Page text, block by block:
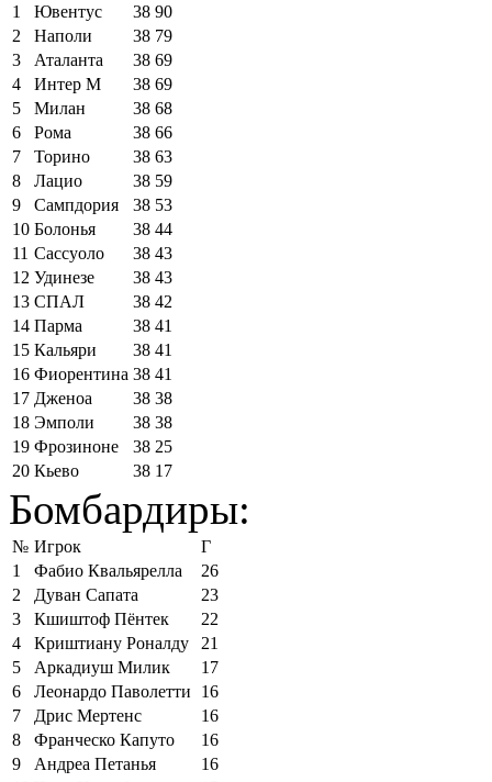
1
Ювентус 38 90
2
Наполи 38 79
3
Аталанта 38 69
4
Интер М 38 69
5
Милан 38 68
6
Рома 38 66
7
Торино 38 63
8
Лацио 38 59
9
Сампдория 38 53
10 Болонья 38 44
11 Сассуоло 38 43
12 Удинезе 38 43
13 СПАЛ 38 42
14 Парма 38 41
15 Кальяри 38 41
16 Фиорентина 38 41
17 Дженоа 38 38
18 Эмполи 38 38
19 Фрозиноне 38 25
20 Кьево 38 17
Бомбардиры:
№ Игрок
Г
1
Фабио Квальярелла
26
2
Дуван Сапата
23
3
Кшиштоф Пёнтек
22
4
Криштиану Роналду
21
5
Аркадиуш Милик
17
6
Леонардо Паволетти
16
7
Дрис Мертенс
16
8
Франческо Капуто
16
9
Андреа Петанья
16